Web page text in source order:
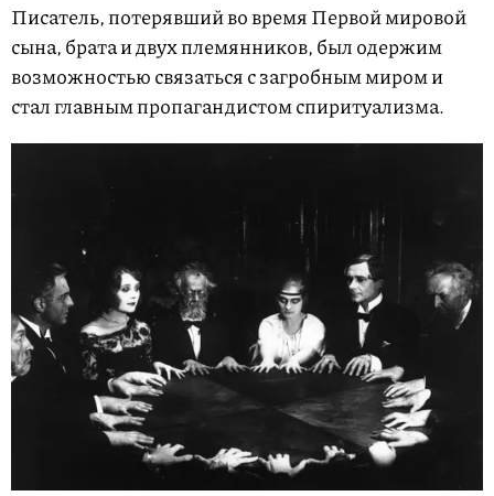
Писатель, потерявший во время Первой мировой
сына, брата и двух племянников, был одержим
возможностью связаться с загробным миром и
стал главным пропагандистом спиритуализма.